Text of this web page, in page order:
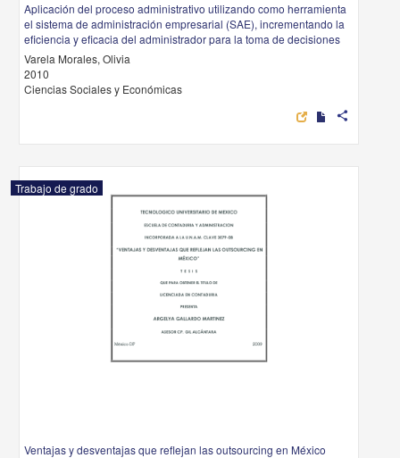
Aplicación del proceso administrativo utilizando como herramienta
el sistema de administración empresarial (SAE), incrementando la
eficiencia y eficacia del administrador para la toma de decisiones
Varela Morales, Olivia
2010
Ciencias Sociales y Económicas
share
Trabajo de grado
Ventajas y desventajas que reflejan las outsourcing en México